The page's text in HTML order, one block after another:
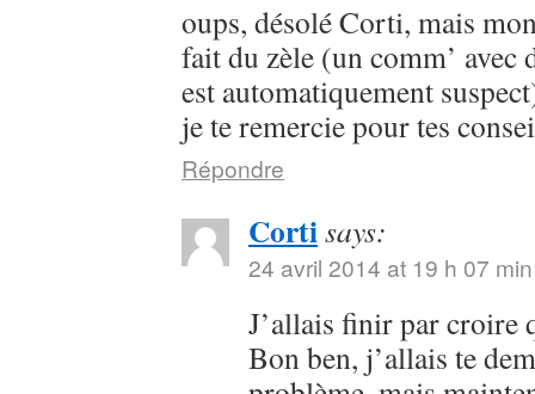
oups, désolé Corti, mais
fait du zèle (un comm’ avec
est automatiquement
je te remercie pour tes
Répondre
Cortisays:
24 avril 2014 at 19 h 07 min
J’allais finir par croire
Bon ben, j’allais te